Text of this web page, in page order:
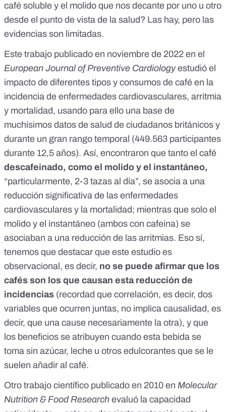
café soluble y el molido que nos decante por uno u otro
desde el punto de vista de la salud? Las hay, pero las
evidencias son limitadas.
Este trabajo publicado en noviembre de 2022 en el
European Journal of Preventive Cardiologyestudió el
impacto de diferentes tipos y consumos de café en la
incidencia de enfermedades cardiovasculares, arritmia
y mortalidad, usando para ello una base de
muchísimos datos de salud de ciudadanos británicos y
durante un gran rango temporal (449.563 participantes
durante 12,5 años). Así, encontraron que tanto el café
descafeinado, como el molido y el instantáneo,
“particularmente, 2-3 tazas al día”, se asocia a una
reducción significativa de las enfermedades
cardiovasculares y la mortalidad; mientras que solo el
molido y el instantáneo (ambos con cafeína) se
asociaban a una reducción de las arritmias. Eso sí,
tenemos que destacar que este estudio es
observacional, es decir, no se puede afirmar que los
cafés son los que causan esta reducción de
incidencias (recordad que correlación, es decir, dos
variables que ocurren juntas, no implica causalidad, es
decir, que una cause necesariamente la otra), y que
los beneficios se atribuyen cuando esta bebida se
toma sin azúcar, leche u otros edulcorantes que se le
suelen añadir al café.
Otro trabajo científico publicado en 2010 en Molecular
Nutrition & Food Research evaluó la capacidad